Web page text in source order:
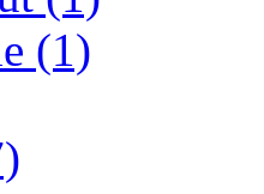
(1)